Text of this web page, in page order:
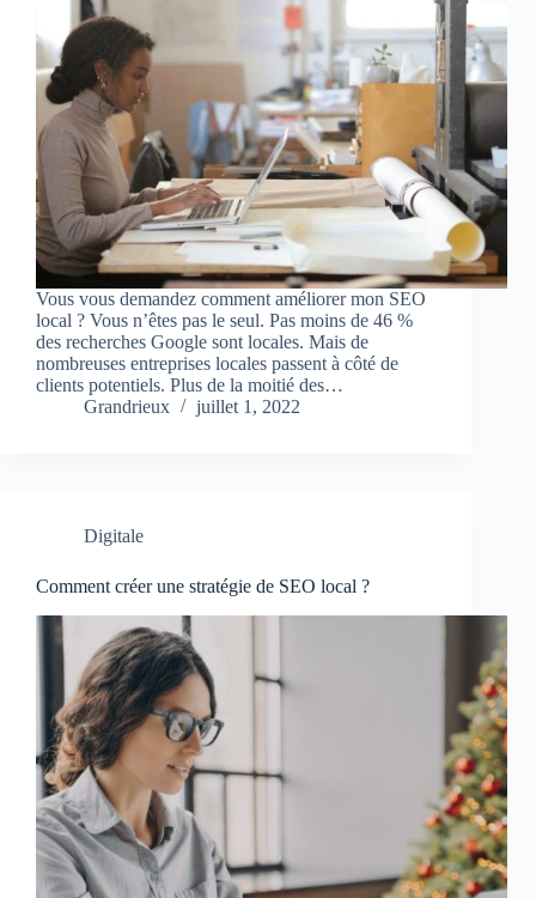
Vous vous demandez comment améliorer mon SEO
local ? Vous n’êtes pas le seul. Pas moins de 46 %
des recherches Google sont locales. Mais de
nombreuses entreprises locales passent à côté de
clients potentiels. Plus de la moitié des…
Grandrieux
juillet 1, 2022
Digitale
Comment créer une stratégie de SEO local ?